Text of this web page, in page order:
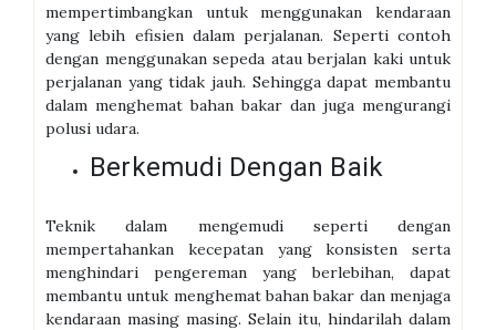
mempertimbangkan untuk menggunakan kendaraan
yang lebih efisien dalam perjalanan. Seperti contoh
dengan menggunakan sepeda atau berjalan kaki untuk
perjalanan yang tidak jauh. Sehingga dapat membantu
dalam menghemat bahan bakar dan juga mengurangi
polusi udara.
Berkemudi Dengan Baik
Teknik dalam mengemudi seperti dengan
mempertahankan kecepatan yang konsisten serta
menghindari pengereman yang berlebihan, dapat
membantu untuk menghemat bahan bakar dan menjaga
kendaraan masing masing. Selain itu, hindarilah dalam